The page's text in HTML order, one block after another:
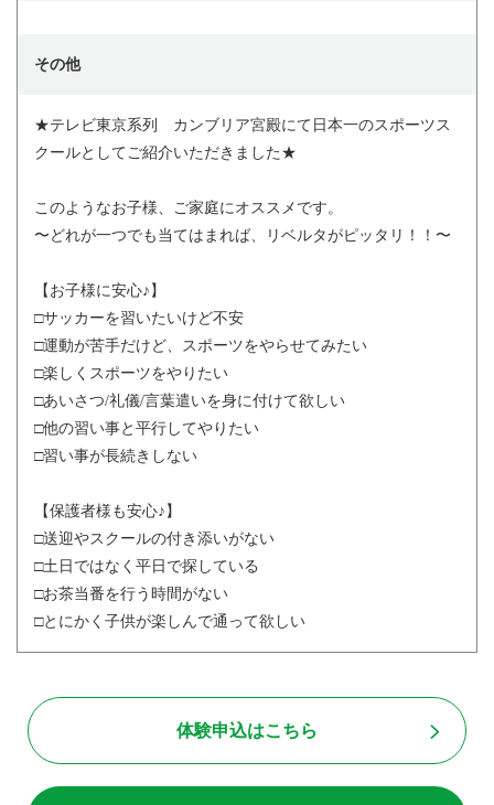
その他
★テレビ東京系列 カンブリア宮殿にて日本一のスポーツス
クールとしてご紹介いただきました★
このようなお子様、ご家庭にオススメです。
〜どれが一つでも当てはまれば、リベルタがピッタリ！！〜
【お子様に安心♪】
□サッカーを習いたいけど不安
□運動が苦手だけど、スポーツをやらせてみたい
□楽しくスポーツをやりたい
□あいさつ/礼儀/言葉遣いを身に付けて欲しい
□他の習い事と平行してやりたい
□習い事が長続きしない
【保護者様も安心♪】
□送迎やスクールの付き添いがない
□土日ではなく平日で探している
□お茶当番を行う時間がない
□とにかく子供が楽しんで通って欲しい
体験申込はこちら